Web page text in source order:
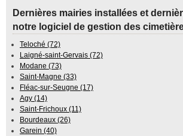
Dernières mairies installées et
notre logiciel de gestion des
Teloché (72)
Laigné-saint-Gervais (72)
Modane (73)
Saint-Magne (33)
Fléac-sur-Seugne (17)
Agy (14)
Saint-Frichoux (11)
Bourdeaux (26)
Garein (40)